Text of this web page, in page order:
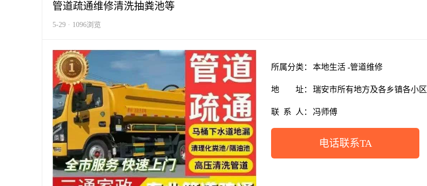
管道疏通维修清洗抽粪池等
5-29 · 1096浏览
所属分类： 本地生活 -管道维修
地 址： 瑞安市所有地方及各乡镇各小区
联 系 人： 冯师傅
电话联系TA